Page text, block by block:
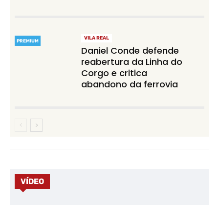
PREMIUM VILA REAL
Daniel Conde defende
reabertura da Linha do
Corgo e critica
abandono da ferrovia
VÍDEO